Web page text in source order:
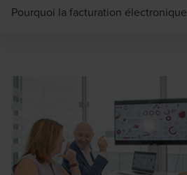
Pourquoi la facturation électronique